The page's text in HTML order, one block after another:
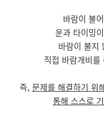
바람이 불
운과 타이밍
바람이 불지
직접 바람개비
즉, 문제를 해결하기 위
통해 스스로